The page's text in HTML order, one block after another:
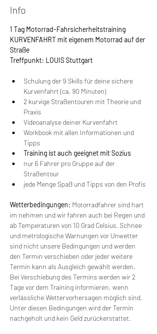
Info
1 Tag Motorrad-Fahrsicherheitstraining
KURVENFAHRT mit eigenem Motorrad auf der
Straße
Treffpunkt: LOUIS Stuttgart
Schulung der 9 Skills für deine sichere
Kurvenfahrt (ca. 90 Minuten)
2 kurvige Straßentouren mit Theorie und
Praxis
Videoanalyse deiner Kurvenfahrt
Workbook mit allen Informationen und
Tipps
Training ist auch geeignet mit Sozius
nur 6 Fahrer pro Gruppe auf der
Straßentour
jede Menge Spaß und Tipps von den Profis
Wetterbedingungen: Motorradfahrer sind hart
im nehmen und wir fahren auch bei Regen und
ab Temperaturen von 10 Grad Celsius. Schnee
und metrologische Warnungen vor Unwetter
sind nicht unsere Bedingungen und werden
den Termin verschieben oder jeder weitere
Termin kann als Ausgleich gewählt werden.
Bei Verschiebung des Termins werden wir 2
Tage vor dem Training informieren, wenn
verlässliche Wettervorhersagen möglich sind.
Unter diesen Bedingungen wird der Termin
nachgeholt und kein Geld zurückerstattet.